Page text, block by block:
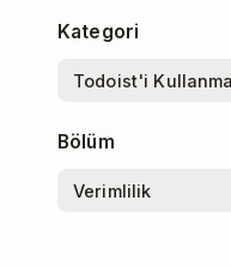
Kategori
Bölüm